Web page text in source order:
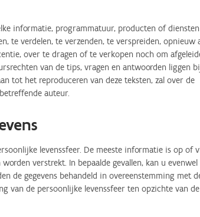
informatie, programmatuur, producten of
te verdelen, te verzenden, te verspreiden, opnieuw
over te dragen of te verkopen noch om
van de tips, vragen en antwoorden liggen
tot het reproduceren van deze teksten, zal over de
auteur.
levenssfeer. De meeste informatie is op of
verstrekt. In bepaalde gevallen, kan u evenwel
de gegevens behandeld in overeenstemming met
van de persoonlijke levenssfeer ten opzichte van de